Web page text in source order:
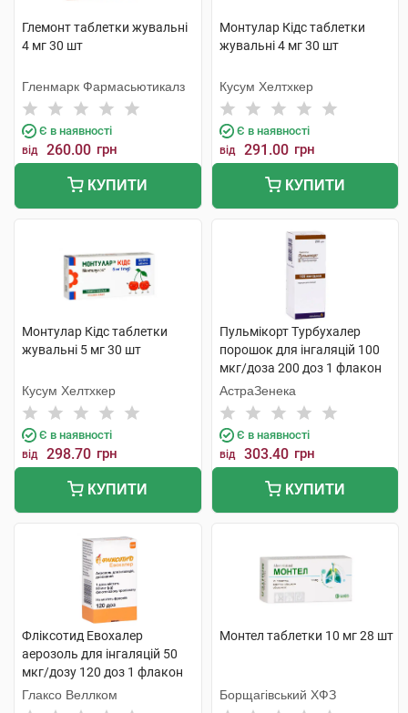
Глемонт таблетки жувальні
4 мг 30 шт
Гленмарк Фармасьютикалз
Є в наявності
від 260.00 грн
КУПИТИ
Монтулар Кідс таблетки
жувальні 4 мг 30 шт
Кусум Хелтхкер
Є в наявності
від 291.00 грн
КУПИТИ
Монтулар Кідс таблетки
жувальні 5 мг 30 шт
Кусум Хелтхкер
Є в наявності
від 298.70 грн
КУПИТИ
Пульмікорт Турбухалер
порошок для інгаляцій 100
мкг/доза 200 доз 1 флакон
АстраЗенека
Є в наявності
від 303.40 грн
КУПИТИ
Фліксотид Евохалер
аерозоль для інгаляцій 50
мкг/дозу 120 доз 1 флакон
Глаксо Веллком
Монтел таблетки 10 мг 28 шт
Борщагівський ХФЗ